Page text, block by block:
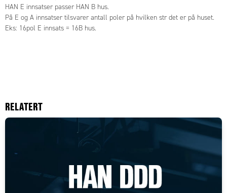
HAN E innsatser passer HAN B hus.
På E og A innsatser tilsvarer antall poler på hvilken str det er på huset.
Eks: 16pol E innsats = 16B hus.
RELATERT